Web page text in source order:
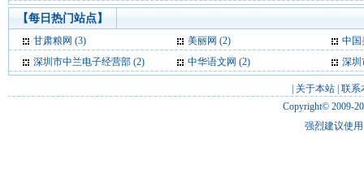
【每日热门站点】
甘肃粮网 (3) 美丽网 (2)
中国
深圳市中兰电子经营部 (2) 中华语文网 (2) 深圳
关于本站 联系
Copyright© 2009-
强烈建议使